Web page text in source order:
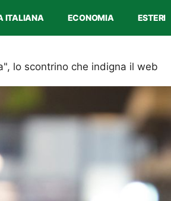
ITALIANA ECONOMIA ESTERI
lo scontrino che indigna il web